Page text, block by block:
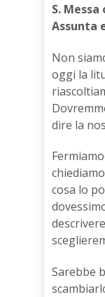
S.
Assunta
Non
oggi la
dire la
cosa lo
Sarebbe